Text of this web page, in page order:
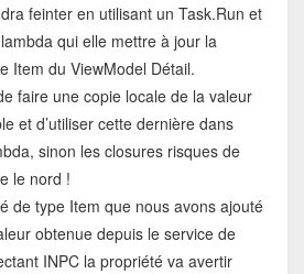
feinter en utilisant un Task.Run et
qui elle mettre à jour la
Item du ViewModel Détail.
faire une copie locale de la valeur
et d’utiliser cette dernière dans
sinon les closures risques de
le nord !
de type Item que nous avons ajouté
obtenue depuis le service de
INPC la propriété va avertir